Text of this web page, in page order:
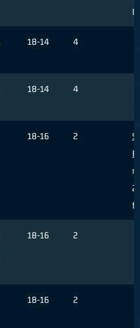
18-14 4
18-14 4
18-16 2
2
18-16 2
18-16 2